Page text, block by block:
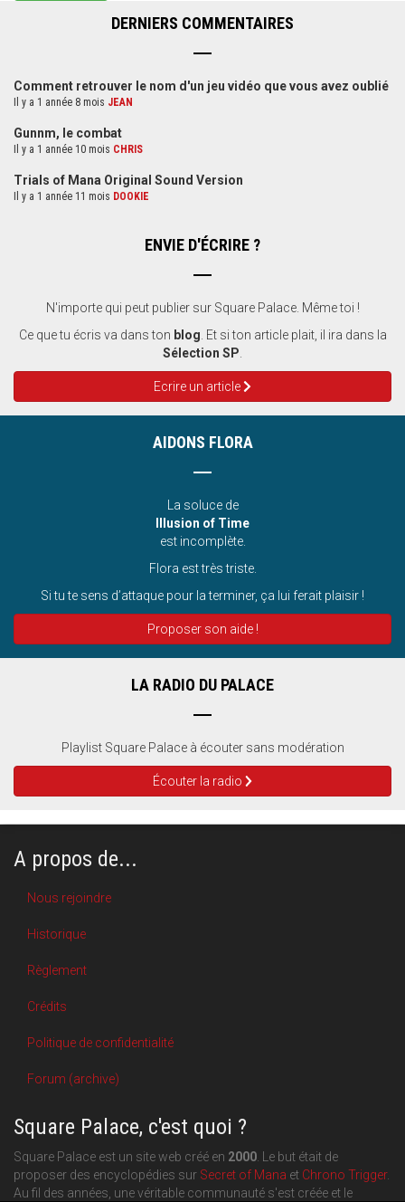
DERNIERS COMMENTAIRES
Comment retrouver le nom d'un jeu vidéo que vous avez oublié
Il y a 1 année 8 mois JEAN
Gunnm, le combat
Il y a 1 année 10 mois CHRIS
Trials of Mana Original Sound Version
Il y a 1 année 11 mois DOOKIE
ENVIE D'ÉCRIRE ?
N'importe qui peut publier sur Square Palace. Même toi !
Ce que tu écris va dans ton blog . Et si ton article plait, il ira dans la
Sélection SP
Ecrire un article
AIDONS FLORA
La soluce de
Illusion of Time
est incomplète.
Flora est très triste.
Si tu te sens d’attaque pour la terminer, ça lui ferait plaisir !
Proposer son aide !
LA RADIO DU PALACE
Playlist Square Palace à écouter sans modération
Écouter la radio
A propos de...
Nous rejoindre
Historique
Règlement
Crédits
Politique de confidentialité
Forum (archive)
Square Palace, c'est quoi ?
Square Palace est un site web créé en 2000 . Le but était de
proposer des encyclopédies sur Secret of Mana et Chrono Trigger.
Au fil des années, une véritable communauté s'est créée et le